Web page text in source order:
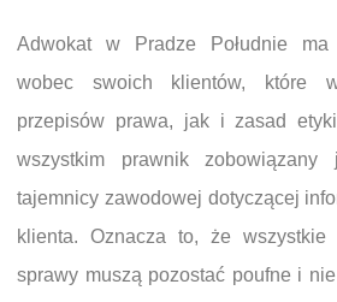
Adwokat w Pradze Południe ma
wobec swoich klientów, które
przepisów prawa, jak i zasad
wszystkim prawnik
tajemnicy zawodowej dotyczącej
klienta. Oznacza to, że wszystkie
sprawy muszą pozostać poufne i